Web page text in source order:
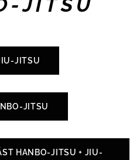
JITSU
JITSU
JITSU
HANBO-JITSU + JIU-